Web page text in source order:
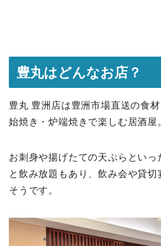
豊丸はどんなお店？
豊丸 豊洲店は豊洲市場直送の食
始焼き・炉端焼きで楽しむ居酒屋
お刺身や揚げたての天ぷらといっ
と飲み放題もあり、飲み会や貸切
そうです。